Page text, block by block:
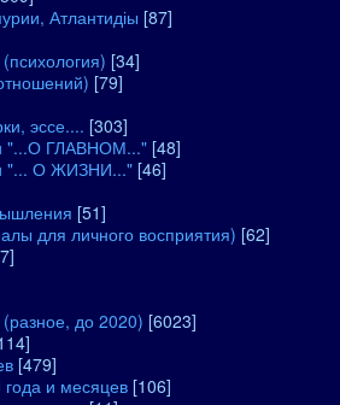
Атлантидіы [87]
[34]
[79]
эссе.... [303]
"...О ГЛАВНОМ..." [48]
"... О ЖИЗНИ..." [46]
[51]
для личного восприятия) [62]
до 2020) [6023]
[479]
и месяцев [106]